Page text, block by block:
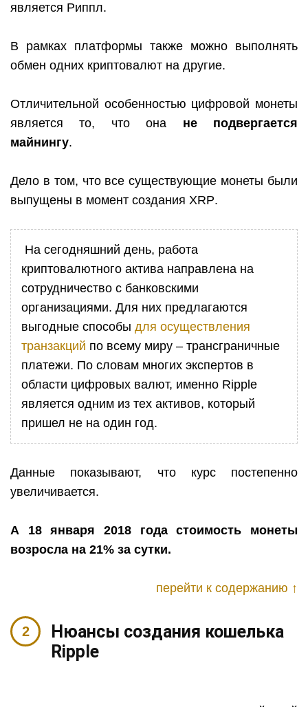
является Риппл.
В рамках платформы также можно выполнять
обмен одних криптовалют на другие.
Отличительной особенностью цифровой монеты
является то, что она не подвергается
майнингу.
Дело в том, что все существующие монеты были
выпущены в момент создания XRP.
На сегодняшний день, работа
криптовалютного актива направлена на
сотрудничество с банковскими
организациями. Для них предлагаются
выгодные способы для осуществления
транзакций по всему миру – трансграничные
платежи. По словам многих экспертов в
области цифровых валют, именно Ripple
является одним из тех активов, который
пришел не на один год.
Данные показывают, что курс постепенно
увеличивается.
А 18 января 2018 года стоимость монеты
возросла на 21% за сутки.
перейти к содержанию ↑
Нюансы создания кошелька
Ripple